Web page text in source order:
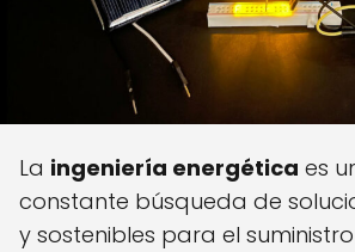
La ingeniería energética es
constante búsqueda de
y sostenibles para el